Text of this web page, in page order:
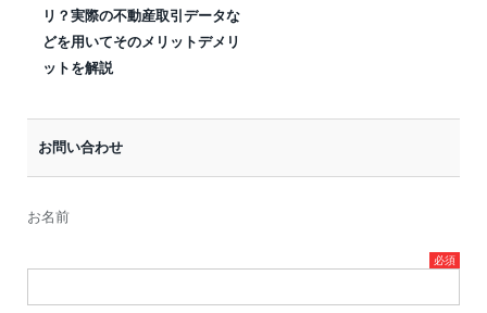
リ？実際の不動産取引データな
どを用いてそのメリットデメリ
ットを解説
お問い合わせ
お名前